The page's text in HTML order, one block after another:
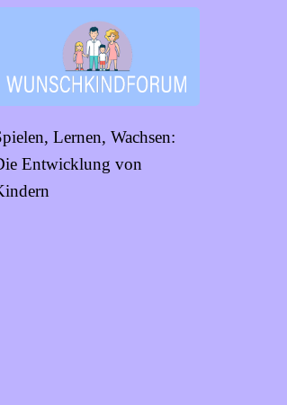
Lernen, Wachsen:
Entwicklung von